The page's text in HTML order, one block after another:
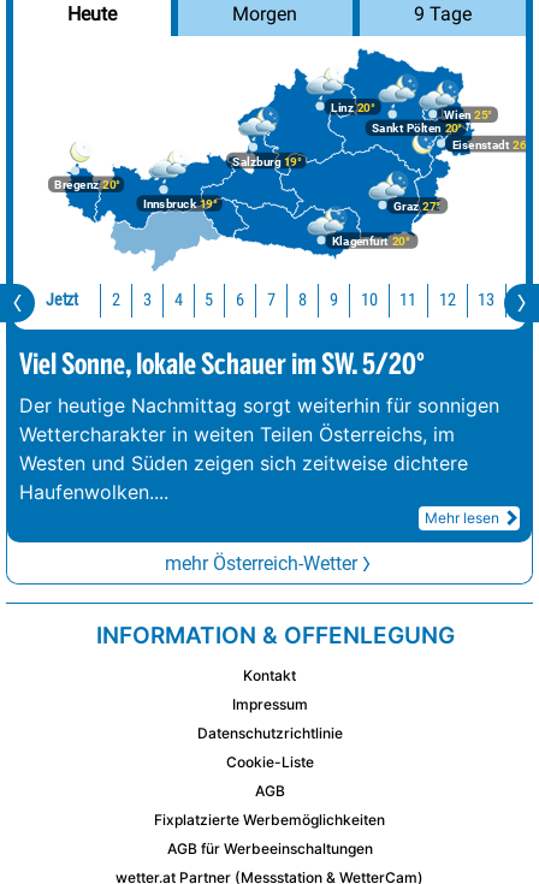
Heute Morgen 9 Tage
Bregenz20°
Graz27°
Innsbruck19°
Klagenfurt 20°
Linz20°
Salzburg19°
Wien 25°
Eisenstadt 26°
Sankt Pölten 20°
Jetzt 2 3 4 5 6 7 8 9 10 11 12 13 14
Viel Sonne, lokale Schauer im SW. 5/20°
Der heutige Nachmittag sorgt weiterhin für sonnigen
Wettercharakter in weiten Teilen Österreichs, im
Westen und Süden zeigen sich zeitweise dichtere
Haufenwolken....
Mehr lesen
mehr Österreich-Wetter
INFORMATION & OFFENLEGUNG
Kontakt
Impressum
Datenschutzrichtlinie
Cookie-Liste
AGB
Fixplatzierte Werbemöglichkeiten
AGB für Werbeeinschaltungen
wetter.at Partner (Messstation & WetterCam)